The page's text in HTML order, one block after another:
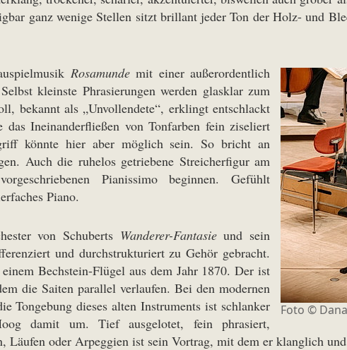
ganz wenige Stellen sitzt brillant jeder Ton der Holz- und
Foto ©
Rosamundemit einer außerordentlich
kleinste Phrasierungen werden glasklar zum
bekannt als „Unvollendete“, erklingt entschlackt
Ineinanderfließen von Tonfarben fein ziseliert
könnte hier aber möglich sein. So bricht an
Auch die ruhelos getriebene Streicherfigur am
Pianissimo beginnen. Gefühlt
Piano.
von Schuberts Wanderer-Fantasieund sein
und durchstrukturiert zu Gehör gebracht.
Bechstein-Flügel aus dem Jahr 1870. Der ist
die Saiten parallel verlaufen. Bei den modernen
Tongebung dieses alten Instruments ist schlanker
damit um. Tief ausgelotet, fein phrasiert,
oder Arpeggien ist sein Vortrag, mit dem er klanglich